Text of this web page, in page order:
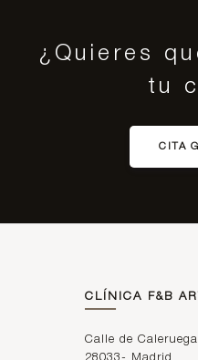
¿Quieres
tu
CITA
CLÍNICA F&B
Calle de
28033-
Madrid